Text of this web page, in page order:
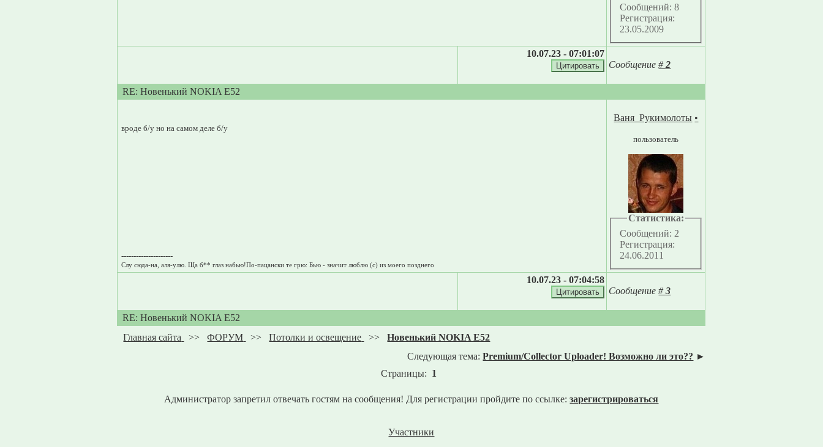
Сообщений: 8
Регистрация:
23.05.2009
10.07.23 - 07:01:07
Сообщение#2
RE: Новенький NOKIA E52
вроде б/у но на самом деле б/у
---------------------
Слу сюда-на, аля-улю. Ща б** глаз набью!По-пацански те грю: Бью - значит люблю (с) из моего позднего
Ваня_Рукимолоты •
пользователь
Статистика:
Сообщений: 2
Регистрация:
24.06.2011
10.07.23 - 07:04:58
Сообщение#3
RE: Новенький NOKIA E52
Главная сайта
>>ФОРУМ >>Потолки и освещение >>Новенький NOKIA E52
Следующая тема:Premium/Collector Uploader! Возможно ли это?? ►
Страницы: 1
Администратор запретил отвечать гостям на сообщения! Для регистрации пройдите по ссылке:зарегистрироваться
Участники